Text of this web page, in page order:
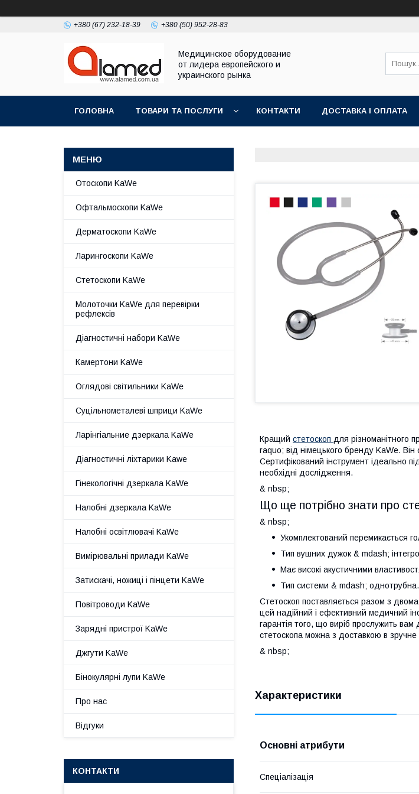
+380 (67) 232-18-39 +380 (50) 952-28-83
Медицинское оборудование
от лидера европейского и
украинского рынка
ГОЛОВНА ТОВАРИ ТА ПОСЛУГИ КОНТАКТИ ДОСТАВКА І ОПЛАТА
Кращий стетоскоп для
raquo; від німецького бренду KaWe.
Сертифікований інструмент ідеально
необхідні дослідження.
& nbsp;
Що ще потрібно знати про
& nbsp;
Укомплектований перемикається
Тип вушних дужок & mdash;
Має високі акустичними
Тип системи & mdash; однотрубна.
Стетоскоп поставляється разом з
цей надійний і ефективний медичний
гарантія того, що виріб прослужить
стетоскопа можна з доставкою в зручне
& nbsp;
Характеристики
Основні атрибути
Спеціалізація
Отоскопи KaWe
Офтальмоскопи KaWe
Дерматоскопи KaWe
Ларингоскопи KaWe
Стетоскопи KaWe
Молоточки KaWe для перевірки
рефлексів
Діагностичні набори KaWe
Камертони KaWe
Оглядові світильники KaWe
Суцільнометалеві шприци KaWe
Ларінгіальние дзеркала KaWe
Діагностичні ліхтарики Kawe
Гінекологічні дзеркала KaWe
Налобні дзеркала KaWe
Налобні освітлювачі KaWe
Вимірювальні прилади KaWe
Затискачі, ножиці і пінцети KaWe
Повітроводи KaWe
Зарядні пристрої KaWe
Джгути KaWe
Бінокулярні лупи KaWe
Про нас
Відгуки
КОНТАКТИ